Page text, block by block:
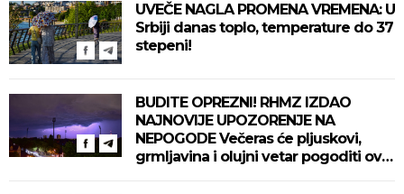
UVEČE NAGLA PROMENA VREMENA: U
Srbiji danas toplo, temperature do 37
stepeni!
BUDITE OPREZNI! RHMZ IZDAO
NAJNOVIJE UPOZORENJE NA
NEPOGODE Večeras će pljuskovi,
grmljavina i olujni vetar pogoditi ove